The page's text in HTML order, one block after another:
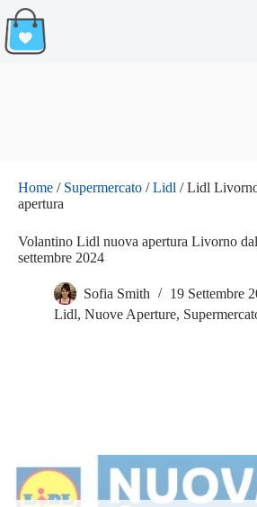
Salta
al
contenuto
Home / Supermercato /Lidl /Lidl
apertura
Volantino Lidl nuova apertura Livorno
settembre 2024
Sofia Smith
19 Settembre
Lidl, Nuove Aperture,